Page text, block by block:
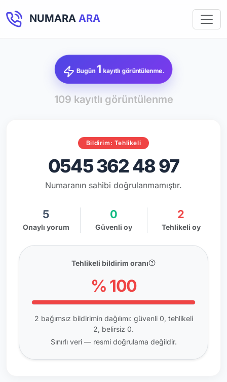
NUMARA ARA
Bugün 1 kayıtlı görüntülenme.
109 kayıtlı görüntülenme
Bildirim: Tehlikeli
0545 362 48 97
Numaranın sahibi doğrulanmamıştır.
5
Onaylı yorum
0
Güvenli oy
2
Tehlikeli oy
Tehlikeli bildirim oranı
% 100
2 bağımsız bildirimin dağılımı: güvenli 0, tehlikeli
2, belirsiz 0.
Sınırlı veri — resmi doğrulama değildir.